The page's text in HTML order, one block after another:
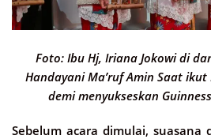
Foto: Ibu Hj, Iriana Jokowi di
Handayani Ma’ruf Amin Saat
demi menyukseskan
Sebelum acara dimulai, suasana